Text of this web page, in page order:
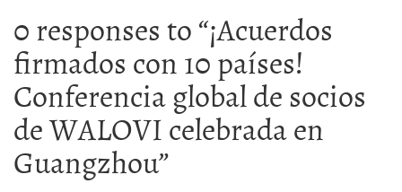
0 responses to “¡Acuerdos
firmados con 10 países!
Conferencia global de socios
de WALOVI celebrada en
Guangzhou”